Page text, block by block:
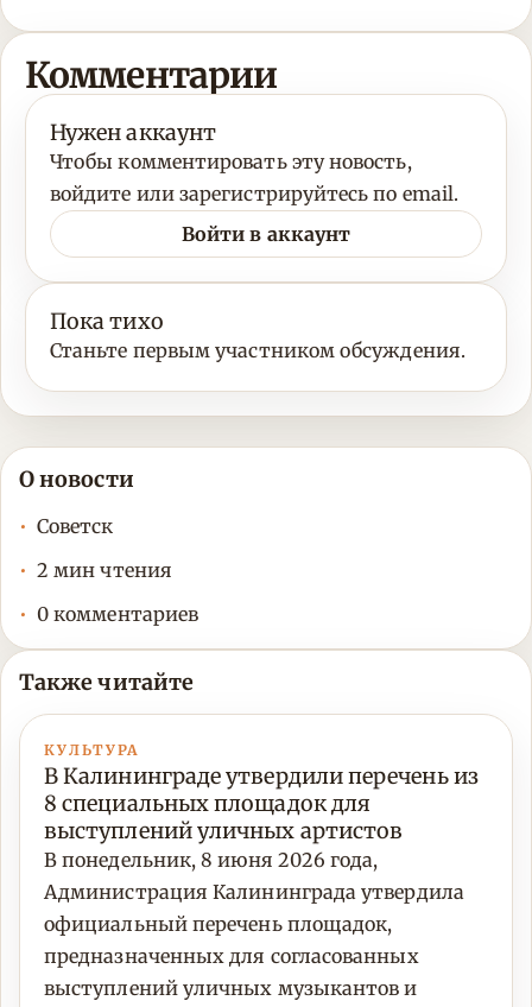
Комментарии
Нужен аккаунт
Чтобы комментировать эту новость,
войдите или зарегистрируйтесь по email.
Войти в аккаунт
Пока тихо
Станьте первым участником обсуждения.
О новости
Советск
2 мин чтения
0 комментариев
Также читайте
КУЛЬТУРА
В Калининграде утвердили перечень из
8 специальных площадок для
выступлений уличных артистов
В понедельник, 8 июня 2026 года,
Администрация Калининграда утвердила
официальный перечень площадок,
предназначенных для согласованных
выступлений уличных музыкантов и